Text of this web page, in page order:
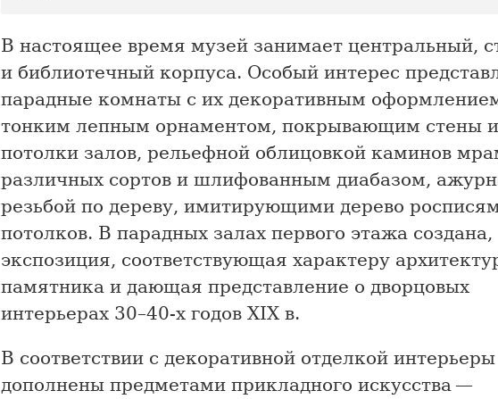
В настоящее время музей занимает центральный,
и библиотечный корпуса. Особый интерес
парадные комнаты с их декоративным
тонким лепным орнаментом, покрывающим стены и
потолки залов, рельефной облицовкой каминов
различных сортов и шлифованным диабазом,
резьбой по дереву, имитирующими дерево
потолков. В парадных залах первого этажа создана,
экспозиция, соответствующая характеру
памятника и дающая представление о дворцовых
интерьерах 30–40-х годов XIX в.
В соответствии с декоративной отделкой интерьеры
дополнены предметами прикладного искусства —